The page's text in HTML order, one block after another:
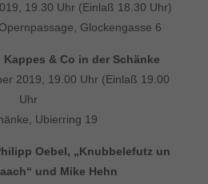
19.30 Uhr (Einlaß 18.30 Uhr)
Glockengasse 6
& Co in der Schänke
2019, 19.00 Uhr (Einlaß 19.00
Uhr
Ubierring 19
Oebel, „Knubbelefutz un
und Mike Hehn